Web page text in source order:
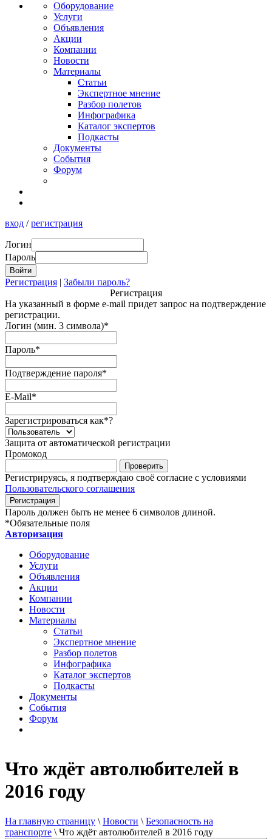
Что ждёт автолюбителей в
2016 году
На главную страницу \ Новости \ Безопасность на
транспорте \ Что ждёт автолюбителей в 2016 году
Оборудование
Услуги
Объявления
Акции
Компании
Новости
Материалы
Статьи
Экспертное мнение
Разбор полетов
Инфографика
Каталог экспертов
Подкасты
Документы
События
Форум
вход /регистрация
Логин
Пароль
Регистрация | Забыли пароль?
Регистрация
На указанный в форме e-mail придет запрос на подтверждение
регистрации.
Логин (мин. 3 символа)*
Пароль*
Подтверждение пароля*
E-Mail*
Зарегистрироваться как*?
Защита от автоматической регистрации
Промокод
Регистрируясь, я подтверждаю своё согласие с условиями
Пользовательского соглашения
Пароль должен быть не менее 6 символов длиной.
*Обязательные поля
Авторизация
Оборудование
Услуги
Объявления
Акции
Компании
Новости
Материалы
Статьи
Экспертное мнение
Разбор полетов
Инфографика
Каталог экспертов
Подкасты
Документы
События
Форум